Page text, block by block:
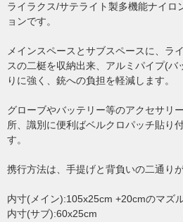
ライラクス/サテライト製多機能ナイロ
ョンです。
メインスペースとサブスペースに、ラ
スの二梃を収納出来、アルミパイプ(
りに強く、銃への負担を軽減します。
グローブやバッテリー等のアクセサリ
所、識別に便利ばベルクロパッチ貼り
す。
携行方法は、手提げと背負いの二通りが
内寸(メイン):105x25cm +20cmのマズ
内寸(サブ):60x25cm